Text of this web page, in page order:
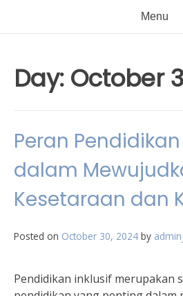
Menu
Day: October
Peran
dalam
Kesetaraan dan
Posted on October 30, 2024 by
Pendidikan inklusif merupakan